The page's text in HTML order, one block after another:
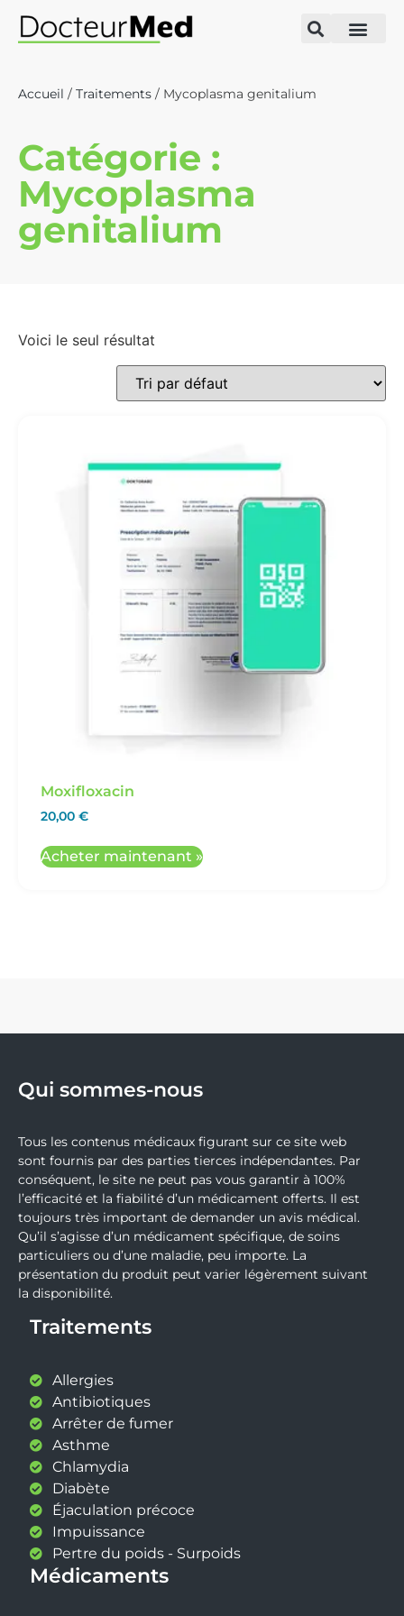
Accueil / Traitements / Mycoplasma genitalium
Catégorie :
Mycoplasma
genitalium
Voici le seul résultat
Moxifloxacin
20,00 €
Acheter maintenant »
Qui sommes-nous
Tous les contenus médicaux figurant sur ce site web
sont fournis par des parties tierces indépendantes. Par
conséquent, le site ne peut pas vous garantir à 100%
l’efficacité et la fiabilité d’un médicament offerts. Il est
toujours très important de demander un avis médical.
Qu’il s’agisse d’un médicament spécifique, de soins
particuliers ou d’une maladie, peu importe. La
présentation du produit peut varier légèrement suivant
la disponibilité.
Traitements
Allergies
Antibiotiques
Arrêter de fumer
Asthme
Chlamydia
Diabète
Éjaculation précoce
Impuissance
Pertre du poids - Surpoids
Médicaments